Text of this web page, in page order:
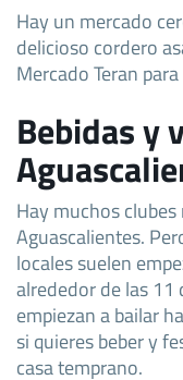
Hay un mercado
delicioso cordero
Mercado Teran
Bebidas y
Hay muchos
Aguascalientes.
locales suelen
alrededor de las 11
empiezan a bailar
si quieres beber y
casa temprano.